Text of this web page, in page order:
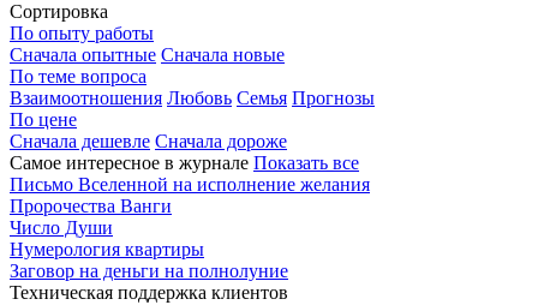
Сортировка
По опыту работы
Сначала опытные Сначала новые
По теме вопроса
Взаимоотношения Любовь Семья Прогнозы
По цене
Сначала дешевле Сначала дороже
Самое интересное в журнале Показать все
Письмо Вселенной на исполнение желания
Пророчества Ванги
Число Души
Нумерология квартиры
Заговор на деньги на полнолуние
Техническая поддержка клиентов